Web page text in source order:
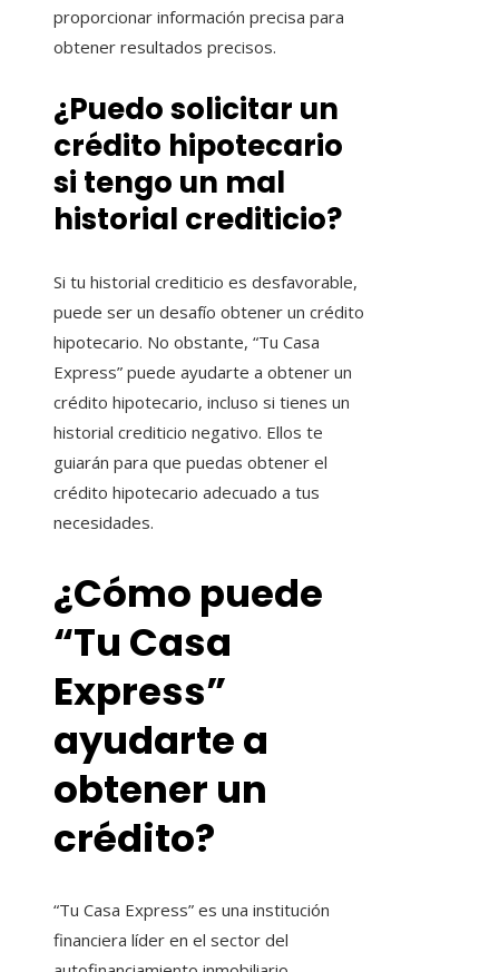
proporcionar información precisa para
obtener resultados precisos.
¿Puedo solicitar un
crédito hipotecario
si tengo un mal
historial crediticio?
Si tu historial crediticio es desfavorable,
puede ser un desafío obtener un crédito
hipotecario. No obstante, “Tu Casa
Express” puede ayudarte a obtener un
crédito hipotecario, incluso si tienes un
historial crediticio negativo. Ellos te
guiarán para que puedas obtener el
crédito hipotecario adecuado a tus
necesidades.
¿Cómo puede
“Tu Casa
Express”
ayudarte a
obtener un
crédito?
“Tu Casa Express” es una institución
financiera líder en el sector del